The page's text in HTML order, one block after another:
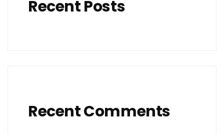
Recent Posts
Recent Comments